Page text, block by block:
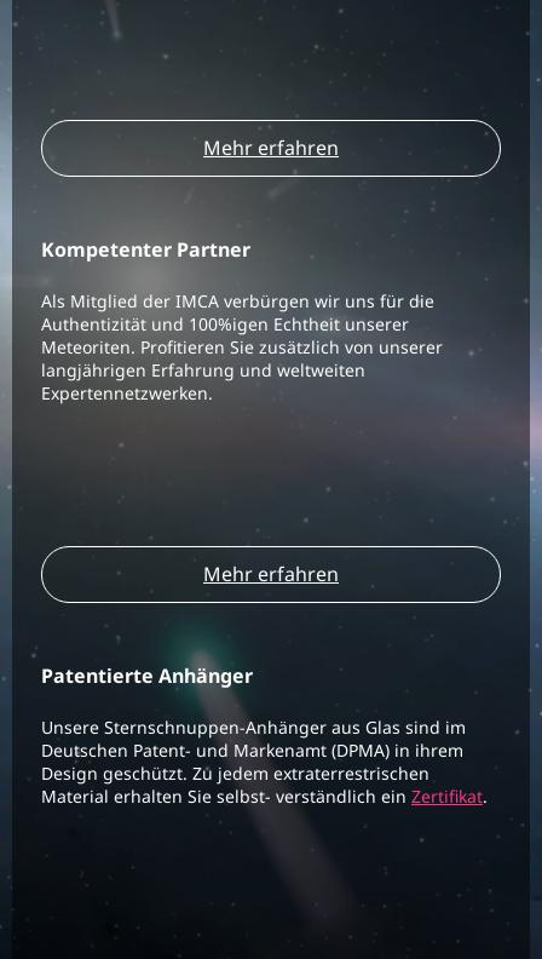
Mehr erfahren
Kompetenter Partner
Als Mitglied der IMCA verbürgen wir uns für die
Authentizität und 100%igen Echtheit unserer
Meteoriten. Profitieren Sie zusätzlich von unserer
langjährigen Erfahrung und weltweiten
Expertennetzwerken.
Mehr erfahren
Patentierte Anhänger
Unsere Sternschnuppen-Anhänger aus Glas sind im
Deutschen Patent- und Markenamt (DPMA) in ihrem
Design geschützt. Zu jedem extraterrestrischen
Material erhalten Sie selbst- verständlich ein Zertifikat.